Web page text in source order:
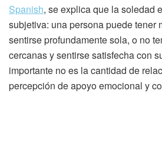
Spanish, se explica que la soledad
subjetiva: una persona puede tener
sentirse profundamente sola, o no
cercanas y sentirse satisfecha con
importante no es la cantidad de
percepción de apoyo emocional y